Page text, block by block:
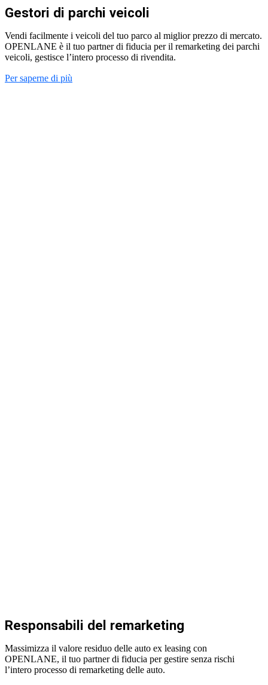
Gestori di parchi veicoli
Vendi facilmente i veicoli del tuo parco al miglior prezzo di mercato.
OPENLANE è il tuo partner di fiducia per il remarketing dei parchi
veicoli, gestisce l’intero processo di rivendita.
Per saperne di più
Responsabili del remarketing
Massimizza il valore residuo delle auto ex leasing con
OPENLANE, il tuo partner di fiducia per gestire senza rischi
l’intero processo di remarketing delle auto.